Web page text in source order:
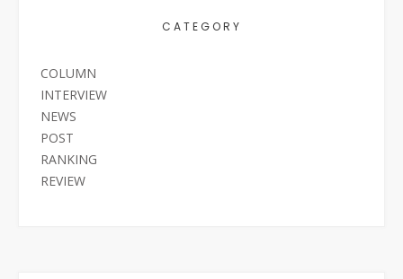
CATEGORY
COLUMN
INTERVIEW
NEWS
POST
RANKING
REVIEW